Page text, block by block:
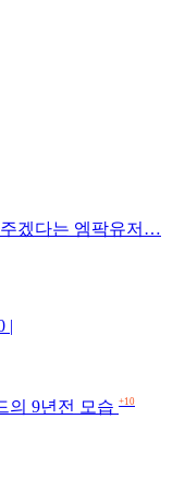
겠다는 엠팍유저…
|
의 9년전 모습 +10